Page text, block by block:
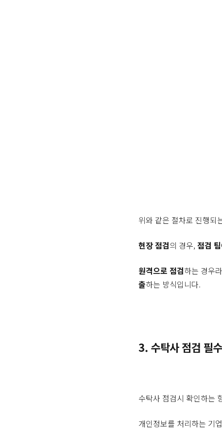
위와 같은 절차로 진행
현장 점검의 경우,점검
원격으로 점검하는 경우
출하는 방식입니다.
3. 수탁사 점검 필
수탁사 점검시 확인하는
개인정보를 처리하는 기